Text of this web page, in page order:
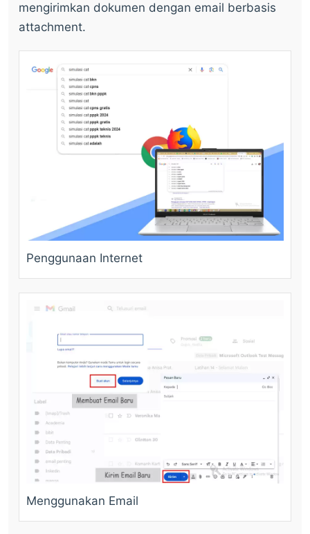
mengirimkan dokumen dengan email berbasis
attachment.
Penggunaan Internet
Menggunakan Email